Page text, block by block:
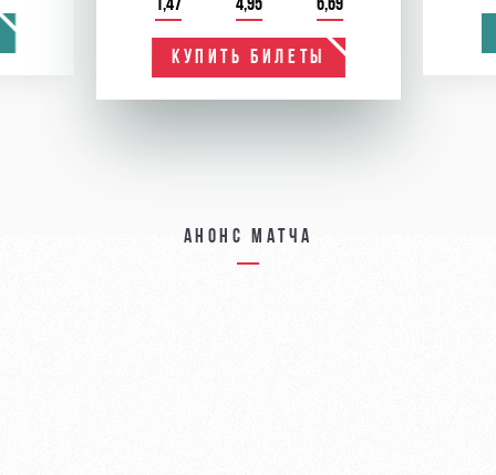
1,47 4,95 6,69
КУПИТЬ БИЛЕТЫ
Анонс матча